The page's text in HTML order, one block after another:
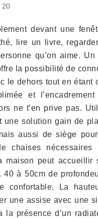
20
devant une
lire un livre,
qu’on aime.
la possibilité de
le dehors tout en étant
et
ne t’en prive pas.
une solution gain de
aussi de siège
chaises nécessaires
maison peut accueillir
40 à 50cm de
confortable. La
une assise avec une
présence d’un